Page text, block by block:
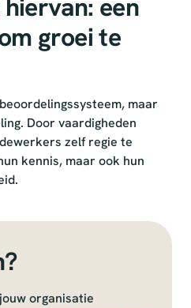
een
groei te
maar
Door vaardigheden
zelf regie te
kennis, maar ook hun
organisatie